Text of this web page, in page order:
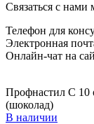
Связаться с
Телефон для
Электронная
Онлайн-чат на
Профнастил С 10
(шоколад)
В наличии